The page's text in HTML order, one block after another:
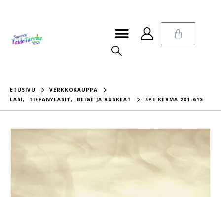
ETUSIVU
VERKKOKAUPPA
LASI, TIFFANYLASIT, BEIGE JA RUSKEAT SPE KERMA 201-61S